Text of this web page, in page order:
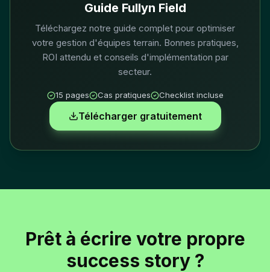
Guide Fullyn Field
Téléchargez notre guide complet pour optimiser
votre gestion d'équipes terrain. Bonnes pratiques,
ROI attendu et conseils d'implémentation par
secteur.
15 pages Cas pratiques Checklist incluse
Télécharger gratuitement
Prêt à écrire votre propre
success story ?